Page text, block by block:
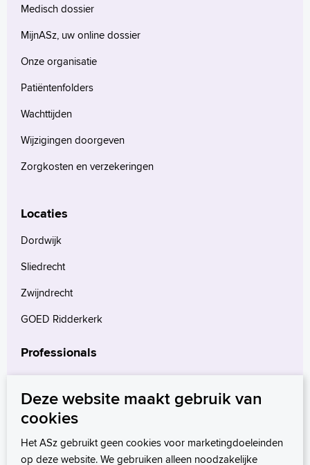
Medisch dossier
MijnASz, uw online dossier
Onze organisatie
Patiëntenfolders
Wachttijden
Wijzigingen doorgeven
Zorgkosten en verzekeringen
Locaties
Dordwijk
Sliedrecht
Zwijndrecht
GOED Ridderkerk
Professionals
Verwijzers
Wetenschappelijk onderzoek
Deze website maakt gebruik van
cookies
Het ASz gebruikt geen cookies voor marketingdoeleinden
op deze website. We gebruiken alleen noodzakelijke